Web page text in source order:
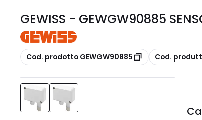
GEWISS - GEWGW90885
copia
Cod. prodotto GEWGW90885 copia
Cod.